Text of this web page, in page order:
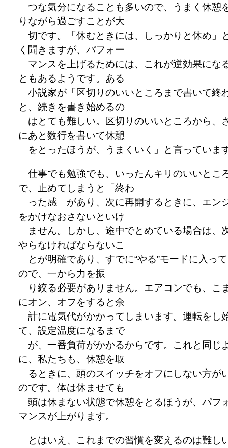
つな気分になることも多いので、うまく休憩
りながら過ごすことが大
切です。「休むときには、しっかりと休め」
く聞きますが、パフォー
マンスを上げるためには、これが逆効果にな
ともあるようです。ある
小説家が「区切りのいいところまで書いて終
と、続きを書き始めるの
はとても難しい。区切りのいいところから、
にあと数行を書いて休憩
をとったほうが、うまくいく」と言っていま
仕事でも勉強でも、いったんキリのいいとこ
で、止めてしまうと「終わ
った感」があり、次に再開するときに、エン
をかけなおさないといけ
ません。しかし、途中でとめている場合は、
やらなければならないこ
とが明確であり、すでに“やる”モードに入っ
ので、一から力を振
り絞る必要がありません。エアコンでも、こ
にオン、オフをすると余
計に電気代がかかってしまいます。運転をし
て、設定温度になるまで
が、一番負荷がかかるからです。これと同じ
に、私たちも、休憩を取
るときに、頭のスイッチをオフにしない方が
のです。体は休ませても
頭は休まない状態で休憩をとるほうが、パフ
マンスが上がります。
とはいえ、これまでの習慣を変えるのは難し